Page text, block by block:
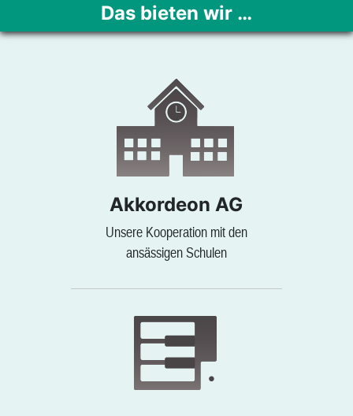
Das bieten wir …
Akkordeon AG
Unsere Kooperation mit den
ansässigen Schulen